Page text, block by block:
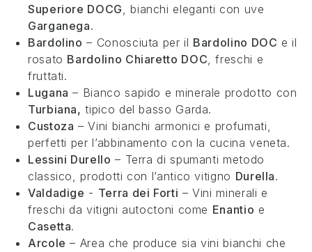
Superiore DOCG, bianchi eleganti con uve
Garganega.
Bardolino – Conosciuta per il Bardolino DOC e il
rosato Bardolino Chiaretto DOC, freschi e
fruttati.
Lugana – Bianco sapido e minerale prodotto con
Turbiana, tipico del basso Garda.
Custoza – Vini bianchi armonici e profumati,
perfetti per l’abbinamento con la cucina veneta.
Lessini Durello – Terra di spumanti metodo
classico, prodotti con l’antico vitigno Durella.
Valdadige - Terra dei Forti – Vini minerali e
freschi da vitigni autoctoni come Enantio e
Casetta.
Arcole – Area che produce sia vini bianchi che